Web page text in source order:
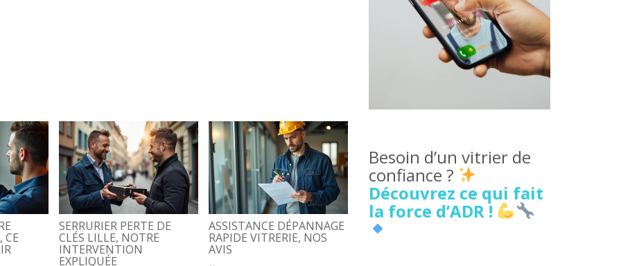
CE
SERRURIER PERTE DE
CLÉS LILLE, NOTRE
INTERVENTION
EXPLIQUÉE
ASSISTANCE DÉPANNAGE
RAPIDE VITRERIE, NOS
AVIS
5 SIGNES DE FUITE D’EAU
CACHÉE À LILLE À NE PAS
Besoin d’un vitrier de
confiance ?
Découvrez ce qui fait
la force d’ADR !